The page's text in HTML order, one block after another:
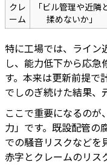
クレ
ーム
「ビル管理や近隣
揉めないか」
特に工場では、ライン
し、能力低下から応急
す。本来は更新前提で
でしのぎ続けた結果、
ここで重要になるのが
力」です。既設配管の
での騒音リスクなどを
赤字とクレームのリス